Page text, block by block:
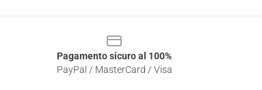
Pagamento sicuro al 100%
PayPal / MasterCard / Visa